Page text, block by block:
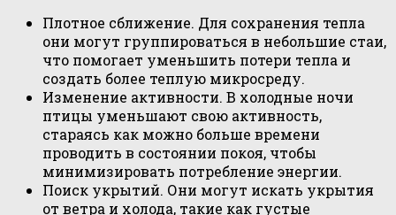
Плотное сближение. Для сохранения тепла
они могут группироваться в небольшие стаи,
что помогает уменьшить потери тепла и
создать более теплую микросреду.
Изменение активности. В холодные ночи
птицы уменьшают свою активность,
стараясь как можно больше времени
проводить в состоянии покоя, чтобы
минимизировать потребление энергии.
Поиск укрытий. Они могут искать укрытия
от ветра и холода, такие как густые